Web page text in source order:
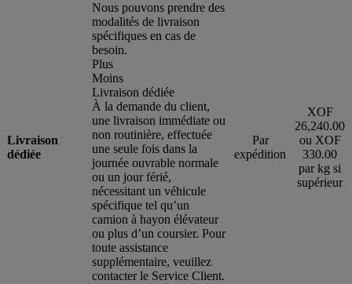
Livraison
dédiée
Nous pouvons prendre des
modalités de livraison
spécifiques en cas de
besoin.
Plus
Moins
Livraison dédiée
À la demande du client,
une livraison immédiate ou
non routinière, effectuée
une seule fois dans la
journée ouvrable normale
ou un jour férié,
nécessitant un véhicule
spécifique tel qu’un
camion à hayon élévateur
ou plus d’un coursier. Pour
toute assistance
supplémentaire, veuillez
contacter le Service Client.
Par
expédition
XOF
26,240.00
ou XOF
330.00
par kg si
supérieur